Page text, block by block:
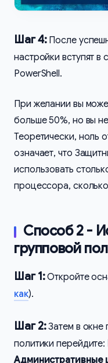
Шаг 4: После
настройки вступят в
PowerShell.
При желании вы
больше 50%, но вы
Теоретически, ноль
означает, что
использовать
процессора,
Способ 2 -
групповой
Шаг 1:Откройте
как).
Шаг 2:Затем в окне
политики перейдите: